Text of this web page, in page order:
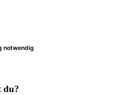
notwendig
du?